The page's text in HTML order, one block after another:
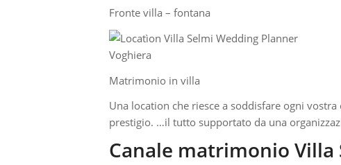
Fronte villa – fontana
Matrimonio in villa
Una location che riesce a soddisfare ogni
prestigio. …il tutto supportato da una
Canale matrimonio